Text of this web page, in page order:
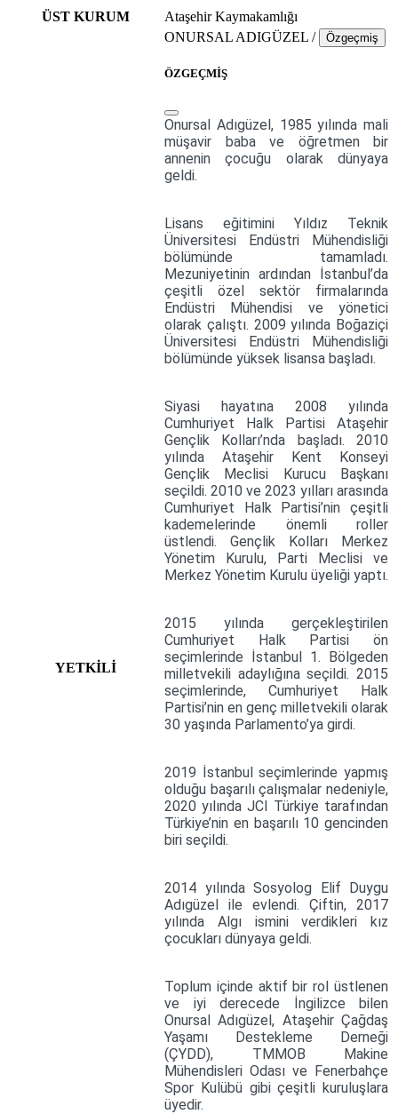
ÜST KURUM Ataşehir Kaymakamlığı
YETKİLİ
ONURSAL ADIGÜZEL / Özgeçmiş
ÖZGEÇMİŞ
Onursal Adıgüzel, 1985 yılında mali
müşavir baba ve öğretmen bir
annenin çocuğu olarak dünyaya
geldi.
Lisans eğitimini Yıldız Teknik
Üniversitesi Endüstri Mühendisliği
bölümünde tamamladı.
Mezuniyetinin ardından İstanbul’da
çeşitli özel sektör firmalarında
Endüstri Mühendisi ve yönetici
olarak çalıştı. 2009 yılında Boğaziçi
Üniversitesi Endüstri Mühendisliği
bölümünde yüksek lisansa başladı.
Siyasi hayatına 2008 yılında
Cumhuriyet Halk Partisi Ataşehir
Gençlik Kolları’nda başladı. 2010
yılında Ataşehir Kent Konseyi
Gençlik Meclisi Kurucu Başkanı
seçildi. 2010 ve 2023 yılları arasında
Cumhuriyet Halk Partisi’nin çeşitli
kademelerinde önemli roller
üstlendi. Gençlik Kolları Merkez
Yönetim Kurulu, Parti Meclisi ve
Merkez Yönetim Kurulu üyeliği yaptı.
2015 yılında gerçekleştirilen
Cumhuriyet Halk Partisi ön
seçimlerinde İstanbul 1. Bölgeden
milletvekili adaylığına seçildi. 2015
seçimlerinde, Cumhuriyet Halk
Partisi’nin en genç milletvekili olarak
30 yaşında Parlamento’ya girdi.
2019 İstanbul seçimlerinde yapmış
olduğu başarılı çalışmalar nedeniyle,
2020 yılında JCI Türkiye tarafından
Türkiye’nin en başarılı 10 gencinden
biri seçildi.
2014 yılında Sosyolog Elif Duygu
Adıgüzel ile evlendi. Çiftin, 2017
yılında Algı ismini verdikleri kız
çocukları dünyaya geldi.
Toplum içinde aktif bir rol üstlenen
ve iyi derecede İngilizce bilen
Onursal Adıgüzel, Ataşehir Çağdaş
Yaşamı Destekleme Derneği
(ÇYDD), TMMOB Makine
Mühendisleri Odası ve Fenerbahçe
Spor Kulübü gibi çeşitli kuruluşlara
üyedir.